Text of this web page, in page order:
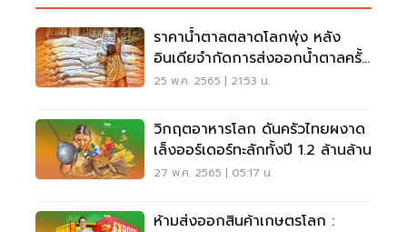
ราคาน้ำตาลตลาดโลกพุ่ง หลัง
อินเดียจำกัดการส่งออกน้ำตาลครั้ง
แรกในรอบ 6 ปี
25 พ.ค. 2565 | 21:53 น.
วิกฤตอาหารโลก ดันครัวไทยผงาด
เล็งออร์เดอร์ทะลักทั้งปี 1.2 ล้านล้าน
27 พ.ค. 2565 | 05:17 น.
ห้ามส่งออกสินค้าเกษตรโลก :